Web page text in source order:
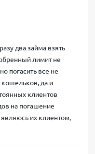
два займа взять
лимит не
погасить все не
кошельков, да и
клиентов
на погашение
их клиентом,